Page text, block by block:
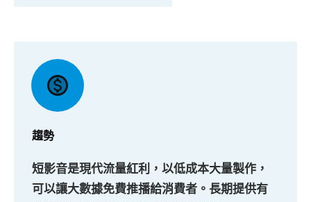
趨勢
短影音是現代流量紅利，以低成本大量製作，
可以讓大數據免費推播給消費者。長期提供有